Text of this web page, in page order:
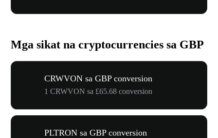
Mga sikat na cryptocurrencies sa GBP
CRWVON sa GBP conversion
1 CRWVON sa £65.68 conversion
PLTRON sa GBP conversion